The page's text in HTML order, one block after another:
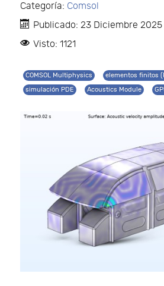
Categoría: Comsol
Publicado: 23 Diciembre 2025
Visto: 1121
COMSOL Multiphysics
elementos finitos
simulación PDE
Acoustics Module